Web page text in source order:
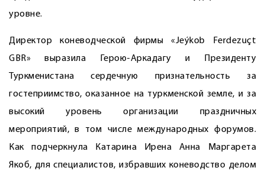
уровне.
Директор коневодческой фирмы «Jeýkob Ferdezuçt
GBR» выразила Герою-Аркадагу и Президенту
Туркменистана сердечную признательность за
гостеприимство, оказанное на туркменской земле, и за
высокий уровень организации праздничных
мероприятий, в том числе международных форумов.
Как подчеркнула Катарина Ирена Анна Маргарета
Якоб, для специалистов, избравших коневодство делом